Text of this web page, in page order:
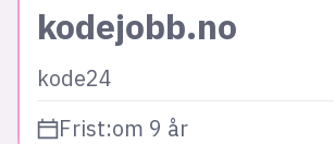
kodejobb.no
kode24
Frist:om 9 år